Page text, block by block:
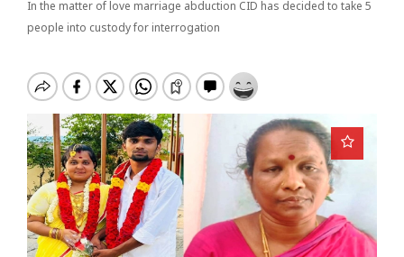
In the matter of love marriage abduction CID has decided to take 5
people into custody for interrogation